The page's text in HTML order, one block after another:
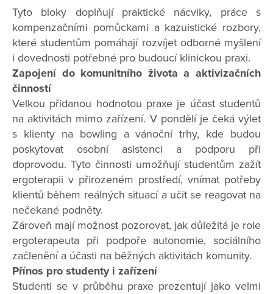
Tyto bloky doplňují praktické nácviky, práce s
kompenzačními pomůckami a kazuistické rozbory,
které studentům pomáhají rozvíjet odborné myšlení
i dovednosti potřebné pro budoucí klinickou praxi.
Zapojení do komunitního života a aktivizačních
činností
Velkou přidanou hodnotou praxe je účast studentů
na aktivitách mimo zařízení. V pondělí je čeká výlet
s klienty na bowling a vánoční trhy, kde budou
poskytovat osobní asistenci a podporu při
doprovodu. Tyto činnosti umožňují studentům zažít
ergoterapii v přirozeném prostředí, vnímat potřeby
klientů během reálných situací a učit se reagovat na
nečekané podněty.
Zároveň mají možnost pozorovat, jak důležitá je role
ergoterapeuta při podpoře autonomie, sociálního
začlenění a účasti na běžných aktivitách komunity.
Přínos pro studenty i zařízení
Studenti se v průběhu praxe prezentují jako velmi